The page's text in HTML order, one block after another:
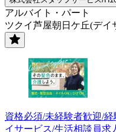
アルバイト・パート
ツクイ芦屋朝日ケ丘(デイ
資格必須/未経験者歓迎/
イサービス/生活相談員求